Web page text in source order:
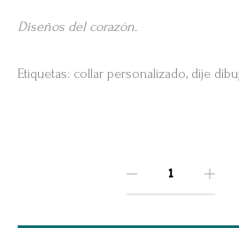
Diseños del corazón.
Etiquetas: collar personalizado, dije